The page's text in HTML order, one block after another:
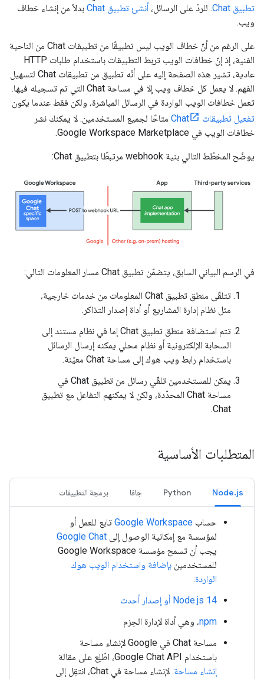
تطبيق Chat
. للردّ على الرسائل،أنشئ تطبيق Chat
بدلاً من إنشاء خطاف
ويب.
على الرغم من أنّ خطاف الويب ليس تطبيقًا من تطبيقات Chat من الناحية
الفنية، إذ إنّ خطافات الويب تربط التطبيقات باستخدام طلبات HTTP
عادية، تشير هذه الصفحة إليه على أنّه تطبيق من تطبيقات Chat لتسهيل
الفهم. لا يعمل كل خطاف ويب إلا في مساحة Chat التي تم تسجيله فيها.
تعمل خطافات الويب الواردة في الرسائل المباشرة، ولكن فقط عندما يكون
تفعيل تطبيقات Chat
متاحًا لجميع المستخدمين. لا يمكنك نشر
خطافات الويب في Google Workspace Marketplace.
يوضّح المخطّط التالي بنية webhook مرتبطًا بتطبيق Chat:
في الرسم البياني السابق، يتضمّن تطبيق Chat مسار المعلومات التالي:
تتلقّى منطق تطبيق Chat المعلومات من خدمات خارجية،
مثل نظام إدارة المشاريع أو أداة إصدار التذاكر.
تتم استضافة منطق تطبيق Chat إما في نظام مستند إلى
السحابة الإلكترونية أو نظام محلي يمكنه إرسال الرسائل
باستخدام رابط ويب هوك إلى مساحة Chat معيّنة.
يمكن للمستخدمين تلقّي رسائل من تطبيق Chat في
مساحة Chat المحدّدة، ولكن لا يمكنهم التفاعل مع تطبيق
Chat.
المتطلبات الأساسية
Node.js
Python جافا برمجة التطبيقات
حساب Google Workspace تابع للعمل أو
لمؤسسة مع إمكانية الوصول إلى Google Chat
يجب أن تسمح مؤسسة Google Workspace
للمستخدمين بإضافة واستخدام الويب هوك
الواردة.
Node.js 14 أو إصدار أحدث
npm، وهي أداة لإدارة الحِزم
مساحة Chat في Google لإنشاء مساحة
باستخدام Google Chat API، اطّلِع على مقالة
إنشاء مساحة. لإنشاء مساحة في Chat، انتقِل إلى